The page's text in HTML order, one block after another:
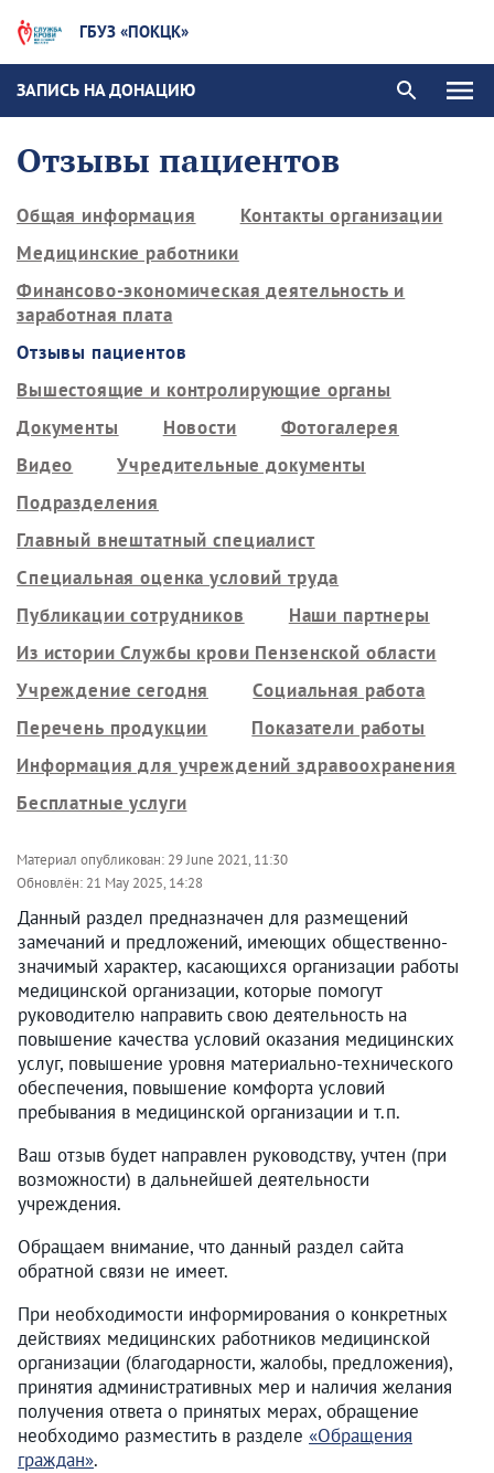
ГБУЗ «ПОКЦК»
ЗАПИСЬ НА ДОНАЦИЮ
Отзывы пациентов
Общая информация
Контакты организации
Медицинские работники
Финансово-экономическая деятельность и
заработная плата
Отзывы пациентов
Вышестоящие и контролирующие органы
Документы
Новости
Фотогалерея
Видео
Учредительные документы
Подразделения
Главный внештатный специалист
Специальная оценка условий труда
Публикации сотрудников
Наши партнеры
Из истории Службы крови Пензенской области
Учреждение сегодня
Социальная работа
Перечень продукции
Показатели работы
Информация для учреждений здравоохранения
Бесплатные услуги
Материал опубликован: 29 June 2021, 11:30
Обновлён: 21 May 2025, 14:28
Данный раздел предназначен для размещений
замечаний и предложений, имеющих общественно-
значимый характер, касающихся организации работы
медицинской организации, которые помогут
руководителю направить свою деятельность на
повышение качества условий оказания медицинских
услуг, повышение уровня материально-технического
обеспечения, повышение комфорта условий
пребывания в медицинской организации и т.п.
Ваш отзыв будет направлен руководству, учтен (при
возможности) в дальнейшей деятельности
учреждения.
Обращаем внимание, что данный раздел сайта
обратной связи не имеет.
При необходимости информирования о конкретных
действиях медицинских работников медицинской
организации (благодарности, жалобы, предложения),
принятия административных мер и наличия желания
получения ответа о принятых мерах, обращение
необходимо разместить в разделе «Обращения
граждан».